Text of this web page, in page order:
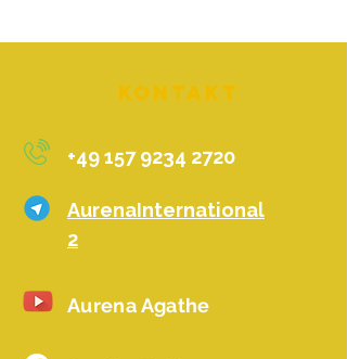
Kontakt
+49 157 9234 2720
AurenaInternational
2
Aurena Agathe